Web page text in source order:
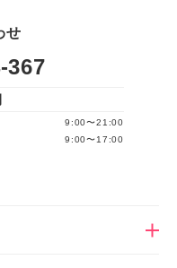
せ
367
9:00〜21:00
9:00〜17:00